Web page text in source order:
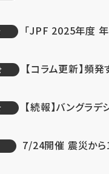
「JPF 2025年度
【コラム更新】頻
【続報】バングラ
7/24開催 震災か